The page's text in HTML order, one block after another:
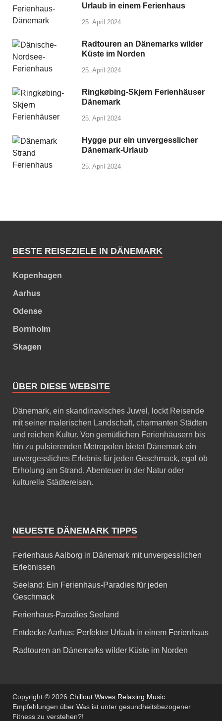
Urlaub in einem Ferienhaus
25. April 2024
Radtouren an Dänemarks wilder
Küste im Norden
25. April 2024
Ringkøbing-Skjern Ferienhäuser
Dänemark
25. April 2024
Hygge pur ein unvergesslicher
Dänemark-Urlaub
25. April 2024
BESTE REISEZIELE IN DÄNEMARK
Kopenhagen
Aarhus
Odense
Bornholm
Skagen
ÜBER DIESE WEBSITE
Dänemark, ein skandinavisches Juwel, lockt Reisende
mit seiner malerischen Landschaft, charmanten Städten
und reichen Kultur. Von gemütlichen Ferienhäusern bis
hin zu pulsierenden Metropolen bietet Dänemark ein
unvergessliches Erlebnis für jeden Geschmack, egal ob
Erholung am Strand, Abenteuer in der Natur oder
kulturelle Städtereisen.
NEUESTE DÄNEMARK TIPPS
Ferienhaus Aalborg in Dänemark mit unvergesslichen
Erlebnissen
Seeland: Ein Ferienhaus-Paradies für jeden
Geschmack
Ferienhaus-Paradies Seeland
Entdecke Aarhus: Perfekter Urlaub in einem Ferienhaus
Radtouren an Dänemarks wilder Küste im Norden
Copyright © 2026 Chillout Waves Relaxing Music
Empfehlungen über Was ist unter gesundheitsbezogener
Fitness zu verstehen?!